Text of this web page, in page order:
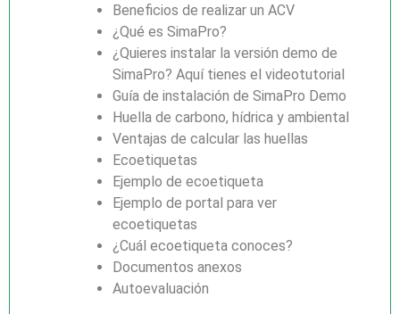
Beneficios de realizar un ACV
¿Qué es SimaPro?
¿Quieres instalar la versión demo de
SimaPro? Aquí tienes el videotutorial
Guía de instalación de SimaPro Demo
Huella de carbono, hídrica y ambiental
Ventajas de calcular las huellas
Ecoetiquetas
Ejemplo de ecoetiqueta
Ejemplo de portal para ver
ecoetiquetas
¿Cuál ecoetiqueta conoces?
Documentos anexos
Autoevaluación